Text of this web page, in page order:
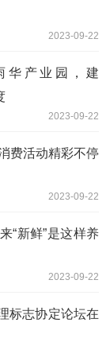
2023-09-22
华产业园，建
2023-09-22
费活动精彩不停
2023-09-22
“新鲜”是这样养
2023-09-22
标志协定论坛在